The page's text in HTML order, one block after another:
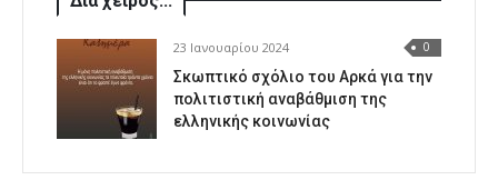
23 Ιανουαρίου 2024 0
Σκωπτικό σχόλιο του Αρκά για την
πολιτιστική αναβάθμιση της
ελληνικής κοινωνίας